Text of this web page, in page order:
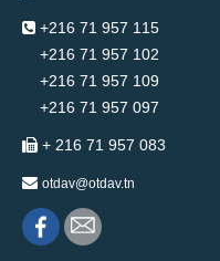
+216 71 957 115
+216 71 957 102
+216 71 957 109
+216 71 957 097
+ 216 71 957 083
otdav@otdav.tn